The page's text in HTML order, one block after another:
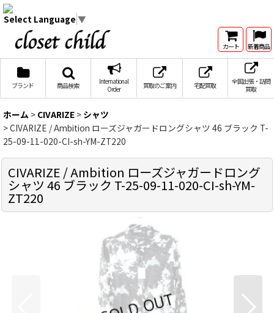
Select Language ▼
カート 新着商品
ブランド 商品検索
International
Order
買取のご案内 宅配買取
全国出張・訪問
買取
ホーム > CIVARIZE > シャツ
>CIVARIZE / Ambition ローズジャガードロングシャツ 46 ブラック T-
25-09-11-020-CI-sh-YM-ZT220
CIVARIZE / Ambition ローズジャガードロング
シャツ 46 ブラック T-25-09-11-020-CI-sh-YM-
ZT220